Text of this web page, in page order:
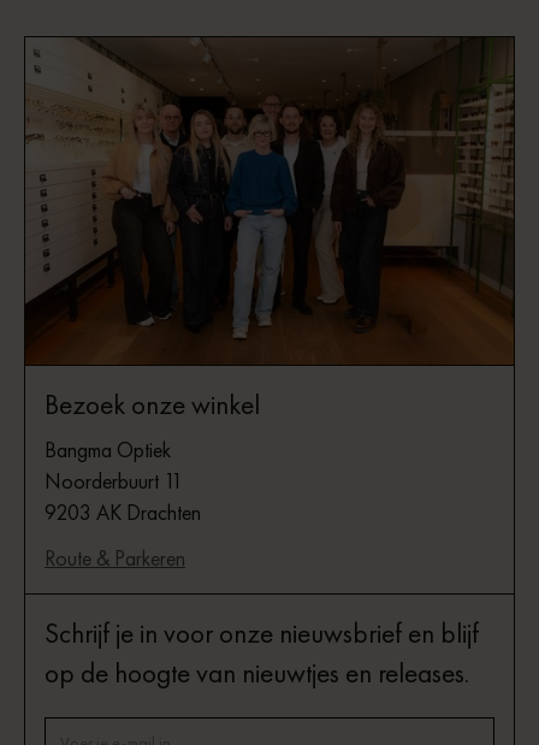
Bezoek onze winkel
Bangma Optiek
Noorderbuurt 11
9203 AK Drachten
Route & Parkeren
Schrijf je in voor onze nieuwsbrief en blijf
op de hoogte van nieuwtjes en releases.